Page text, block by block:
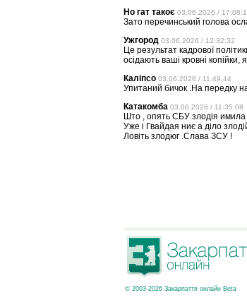
Но гат такоє 03.06.2026 /
Зато перечинський голова
Ужгород 03.06.2026 / 12:32:32
Це результат кадрової
осідають ваші кровні копійки,
Каліпсо 03.06.2026 / 11:49:44
Упитаний бичок .На передку
Катакомба 03.06.2026 / 11:35:08
Што , опять СБУ злодія имила
Уже і Гвайдая ниє а діло
Ловіть злодюг .Слава ЗСУ !
© 2003-2026 Закарпаття онлайн Beta